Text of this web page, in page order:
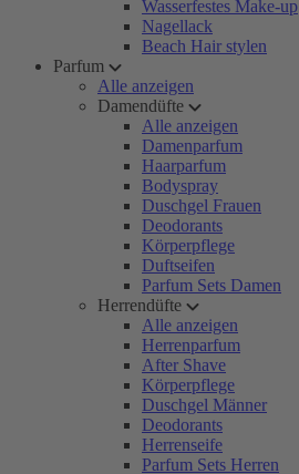
Wasserfestes Make-up
Nagellack
Beach Hair stylen
Parfum
Alle anzeigen
Damendüfte
Alle anzeigen
Damenparfum
Haarparfum
Bodyspray
Duschgel Frauen
Deodorants
Körperpflege
Duftseifen
Parfum Sets Damen
Herrendüfte
Alle anzeigen
Herrenparfum
After Shave
Körperpflege
Duschgel Männer
Deodorants
Herrenseife
Parfum Sets Herren